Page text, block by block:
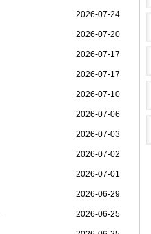
2026-07-24
2026-07-20
2026-07-17
2026-07-17
2026-07-10
2026-07-06
2026-07-03
2026-07-02
2026-07-01
2026-06-29
2026-06-25